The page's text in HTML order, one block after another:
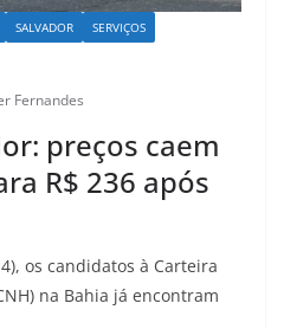
SALVADOR
SERVIÇOS
Fernandes
preços caem
R$ 236 após
os candidatos à Carteira
na Bahia já encontram